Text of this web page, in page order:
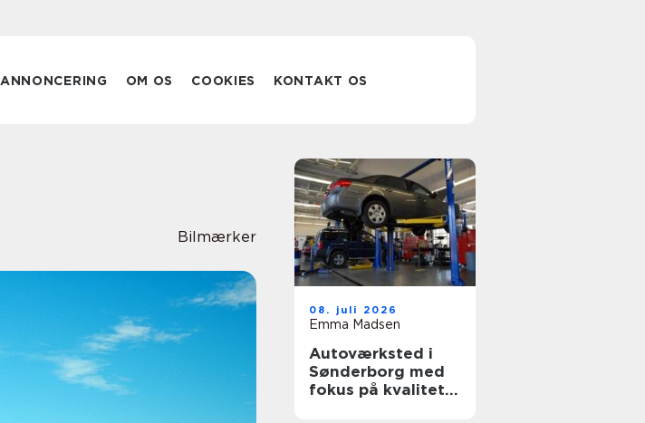
ANNONCERING OM OS COOKIES KONTAKT OS
Bilmærker
08. juli 2026
Emma Madsen
Autoværksted i
Sønderborg med
fokus på kvalitet